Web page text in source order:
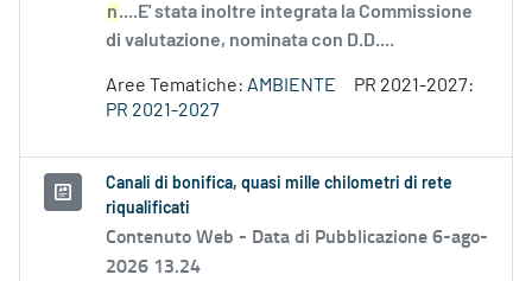
n....E' stata inoltre integrata la Commissione
di valutazione, nominata con D.D....
Aree Tematiche: AMBIENTE
PR 2021-2027:
PR 2021-2027
Canali di bonifica, quasi mille chilometri di rete
riqualificati
Contenuto Web - Data di Pubblicazione 6-ago-
2026 13.24